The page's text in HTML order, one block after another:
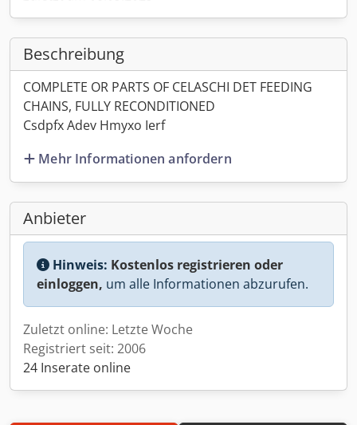
Beschreibung
COMPLETE OR PARTS OF CELASCHI DET FEEDING
CHAINS, FULLY RECONDITIONED
Csdpfx Adev Hmyxo Ierf
Mehr Informationen anfordern
Anbieter
Hinweis: Kostenlos registrieren oder
einloggen, um alle Informationen abzurufen.
Zuletzt online: Letzte Woche
Registriert seit: 2006
24 Inserate online